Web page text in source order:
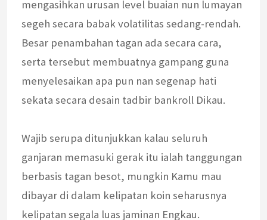
mengasihkan urusan level buaian nun lumayan
segeh secara babak volatilitas sedang-rendah.
Besar penambahan tagan ada secara cara,
serta tersebut membuatnya gampang guna
menyelesaikan apa pun nan segenap hati
sekata secara desain tadbir bankroll Dikau.
Wajib serupa ditunjukkan kalau seluruh
ganjaran memasuki gerak itu ialah tanggungan
berbasis tagan besot, mungkin Kamu mau
dibayar di dalam kelipatan koin seharusnya
kelipatan segala luas jaminan Engkau.